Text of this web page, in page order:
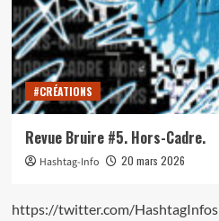
#CRÉATIONS
Revue Bruire #5. Hors-Cadre.
Hashtag-Info 20 mars 2026
https://twitter.com/HashtagInfos